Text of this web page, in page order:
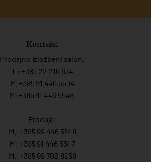
Kontakt
Prodajno izložbeni salon:
T.: +385 22 216 634
M. +385 91 446 5504
M: +385 91 446 5548
Prodaja:
M.: +385 99 446 5548
M: +385 91 446 5547
M.: +385 99 702 8258